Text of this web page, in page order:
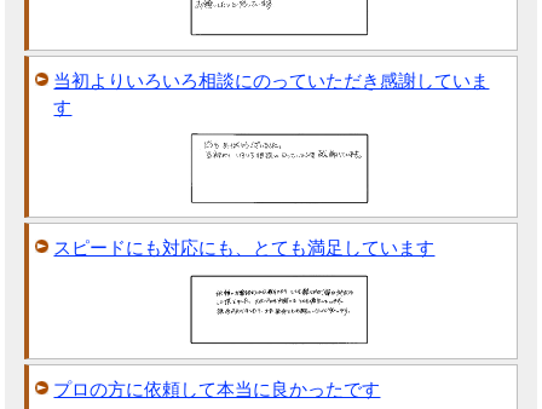
当初よりいろいろ相談にのっていただき感謝していま
す
スピードにも対応にも、とても満足しています
プロの方に依頼して本当に良かったです